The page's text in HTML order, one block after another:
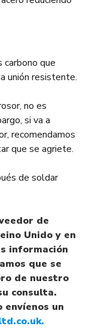
carbono que
unión resistente.
no es
si va a
recomendamos
que se agriete.
de soldar
de
Unido y en
información
que se
de nuestro
consulta.
envíenos un